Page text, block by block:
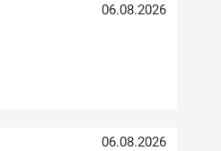
06.08.2026
06.08.2026